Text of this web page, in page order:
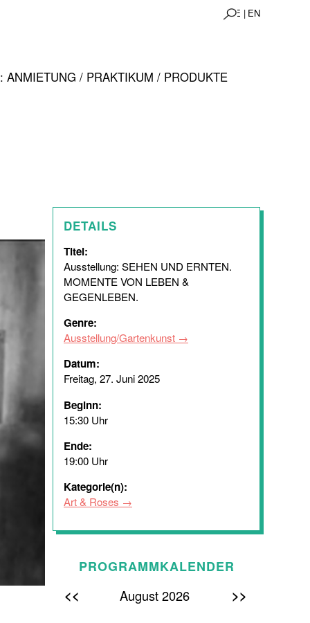
DE | EN
ANMIETUNG / PRAKTIKUM / PRODUKTE
DETAILS
Titel:
Ausstellung: SEHEN UND ERNTEN.
MOMENTE VON LEBEN &
GEGENLEBEN.
Genre:
Ausstellung/Gartenkunst
Datum:
Freitag, 27. Juni 2025
Beginn:
15:30 Uhr
Ende:
19:00 Uhr
Kategorie(n):
Art & Roses
PROGRAMMKALENDER
<< August 2026 >>